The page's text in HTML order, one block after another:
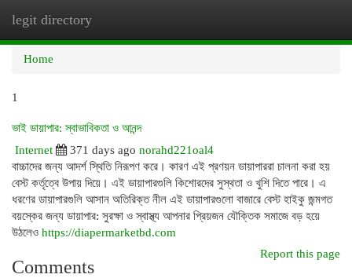
legit directory
Home
1
ভাই ডায়াপার: স্বাভাবিকতা ও আনন্দ
Internet
371 days ago norahd221oal4
বাচ্চাদের জন্য আদর্শ স্থিতি নিরূপণ করে। কারণ এই প্রণয়ন ডায়াপাররা চালনা করা হয়
বেস্ট কর্তৃত্বে উপায় দিয়ে। এই ডায়াপারগুলি কিশোরদের সুস্থতা ও খুশি দিতে পারে। এ
ধরণের ডায়াপারগুলি আসান অতিরিক্ত নীল এই ডায়াপারগুলো বাজারে বেস্ট হাইকু জন্মগত
বয়স্কের জন্য ডায়াপার: সুরক্ষা ও স্বাস্থ্য আপনার প্রিয়জন যৌক্তিক সমাজে বড় হয়ে
উঠলেও https://diapermarketbd.com
Report this page
Comments